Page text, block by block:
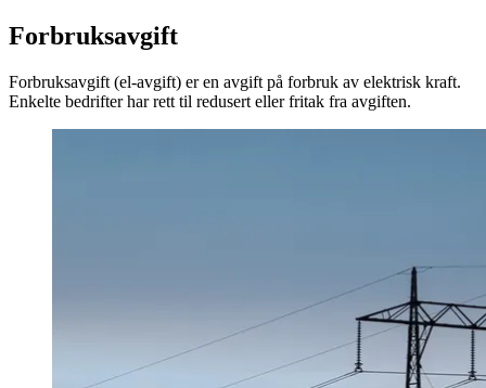
Forbruksavgift
Forbruksavgift (el-avgift) er en avgift på forbruk av elektrisk kraft.
Enkelte bedrifter har rett til redusert eller fritak fra avgiften.